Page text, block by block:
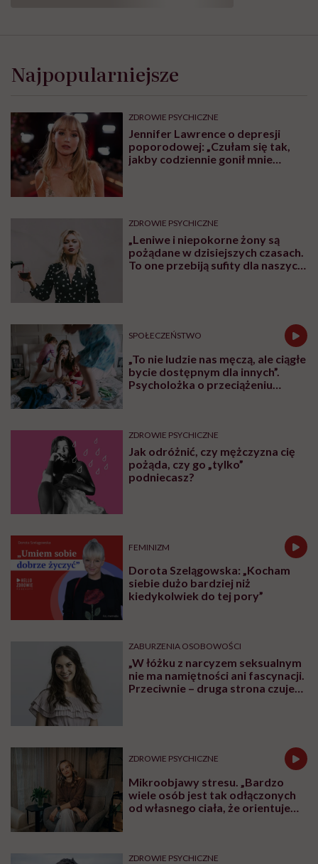
Najpopularniejsze
ZDROWIE PSYCHICZNE
Jennifer Lawrence o depresji
poporodowej: „Czułam się tak,
jakby codziennie gonił mnie
ZDROWIE PSYCHICZNE
„Leniwe i niepokorne żony są
pożądane w dzisiejszych czasach.
To one przebiją sufity dla naszych
SPOŁECZEŃSTWO
„To nie ludzie nas męczą, ale ciągłe
bycie dostępnym dla innych”.
Psycholożka o przeciążeniu
ZDROWIE PSYCHICZNE
Jak odróżnić, czy mężczyzna cię
pożąda, czy go „tylko”
podniecasz?
FEMINIZM
Dorota Szelągowska: „Kocham
siebie dużo bardziej niż
kiedykolwiek do tej pory”
ZABURZENIA OSOBOWOŚCI
„W łóżku z narcyzem seksualnym
nie ma namiętności ani fascynacji.
Przeciwnie – druga strona czuje
ZDROWIE PSYCHICZNE
Mikroobjawy stresu. „Bardzo
wiele osób jest tak odłączonych
od własnego ciała, że orientuje
ZDROWIE PSYCHICZNE